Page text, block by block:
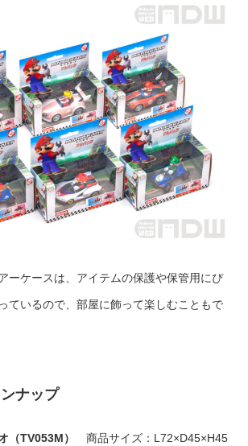
ーケースは、アイテムの保護や保管用にぴ
ているので、部屋に飾って楽しむこともで
ナップ
（TV053M） 商品サイズ：L72×D45×H45